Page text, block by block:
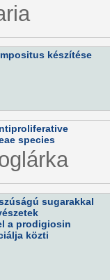
készítése
species
sugarakkal
a prodigiosin
közti